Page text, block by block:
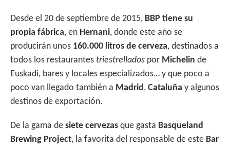
Desde el 20 de septiembre de 2015, BBP tiene su
propia fábrica, en Hernani, donde este año se
producirán unos 160.000 litros de cerveza, destinados a
todos los restaurantes triestrellados por Michelin de
Euskadi, bares y locales especializados… y que poco a
poco van llegado también a Madrid, Cataluña y algunos
destinos de exportación.
De la gama de siete cervezas que gasta Basqueland
Brewing Project, la favorita del responsable de este Bar